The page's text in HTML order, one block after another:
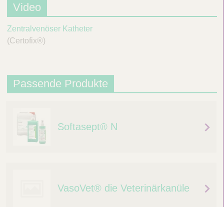
Video
Zentralvenöser Katheter
(Certofix®)
Passende Produkte
Softasept® N
VasoVet® die Veterinärkanüle